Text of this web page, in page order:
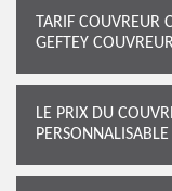
TARIF COUVREUR
GEFTEY
LE PRIX DU
PERSONNALISABLE